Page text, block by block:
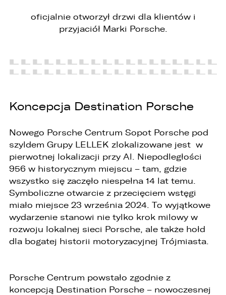
oficjalnie otworzył drzwi dla klientów i
przyjaciół Marki Porsche.
Koncepcja Destination Porsche
Nowego Porsche Centrum Sopot Porsche pod
szyldem Grupy LELLEK zlokalizowane jest w
pierwotnej lokalizacji przy Al. Niepodległości
956 w historycznym miejscu – tam, gdzie
wszystko się zaczęło niespełna 14 lat temu.
Symboliczne otwarcie z przecięciem wstęgi
miało miejsce 23 września 2024. To wyjątkowe
wydarzenie stanowi nie tylko krok milowy w
rozwoju lokalnej sieci Porsche, ale także hołd
dla bogatej historii motoryzacyjnej Trójmiasta.
Porsche Centrum powstało zgodnie z
koncepcją Destination Porsche – nowoczesnej
ZASTĄP
ZASTĄP
ZASTĄP